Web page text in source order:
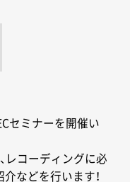
セミナーを開催い
レコーディングに必
などを行います！